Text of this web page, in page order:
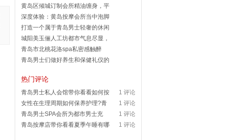
黄岛区倾城订制会所精油缠身，平
深度体验：黄岛按摩会所当中泡脚
打造一个属于青岛男士轻奢的休闲
城阳美玉俪人工坊都市气息尽显，
青岛市北桃花洛spa私密感触醉
青岛男士们做好养生和保健礼仪的
热门评论
1 评论
青岛男士私人会馆带你看看如何按
1 评论
女性在生理周期如何保养护理?青
1 评论
青岛男士SPA会所为都市男士充
1 评论
青岛按摩店带你看看夏季午睡有哪